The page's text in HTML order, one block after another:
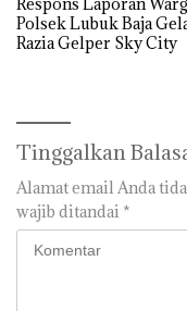
Respons Laporan
Polsek Lubuk Baja
Razia Gelper Sky City
Tinggalkan
Alamat email Anda
wajib ditandai *